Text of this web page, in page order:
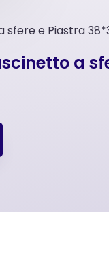
sfere e Piastra
a